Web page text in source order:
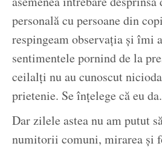
personală cu persoane din
respingeam observația și îmi
sentimentele pornind de la
ceilalți nu au cunoscut
prietenie. Se înțelege că eu da.
Dar zilele astea nu am putut
numitorii comuni, mirarea și